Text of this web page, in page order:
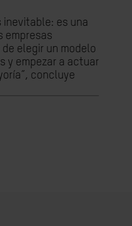
inevitable: es una
empresas
elegir un modelo
y empezar a actuar
concluye